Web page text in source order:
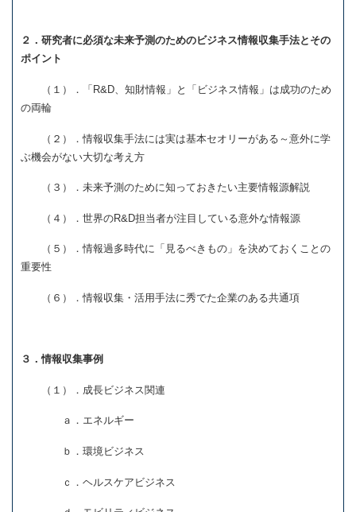
２．研究者に必須な未来予測のためのビジネス情報収集手法とその
ポイント
（１）．「R&D、知財情報」と「ビジネス情報」は成功のため
の両輪
（２）．情報収集手法には実は基本セオリーがある～意外に学
ぶ機会がない大切な考え方
（３）．未来予測のために知っておきたい主要情報源解説
（４）．世界のR&D担当者が注目している意外な情報源
（５）．情報過多時代に「見るべきもの」を決めておくことの
重要性
（６）．情報収集・活用手法に秀でた企業のある共通項
３．情報収集事例
（１）．成長ビジネス関連
ａ．エネルギー
ｂ．環境ビジネス
ｃ．ヘルスケアビジネス